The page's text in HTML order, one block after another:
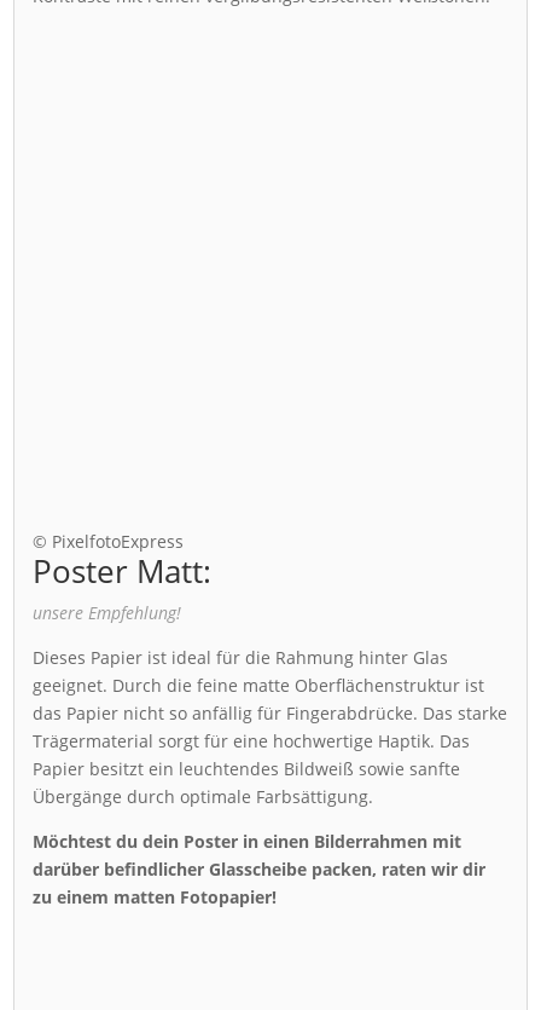
© PixelfotoExpress
Poster Matt:
unsere Empfehlung!
Dieses Papier ist ideal für die Rahmung hinter Glas
geeignet. Durch die feine matte Oberflächenstruktur ist
das Papier nicht so anfällig für Fingerabdrücke. Das starke
Trägermaterial sorgt für eine hochwertige Haptik. Das
Papier besitzt ein leuchtendes Bildweiß sowie sanfte
Übergänge durch optimale Farbsättigung.
Möchtest du dein Poster in einen Bilderrahmen mit
darüber befindlicher Glasscheibe packen, raten wir dir
zu einem matten Fotopapier!